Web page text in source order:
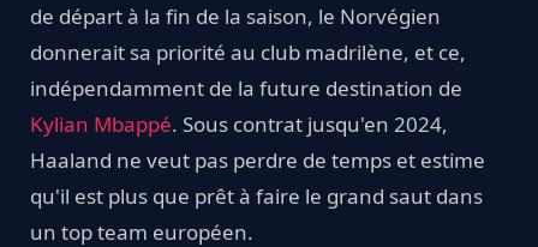
de départ à la fin de la saison, le Norvégien
donnerait sa priorité au club madrilène, et ce,
indépendamment de la future destination de
Kylian Mbappé. Sous contrat jusqu'en 2024,
Haaland ne veut pas perdre de temps et estime
qu'il est plus que prêt à faire le grand saut dans
un top team européen.